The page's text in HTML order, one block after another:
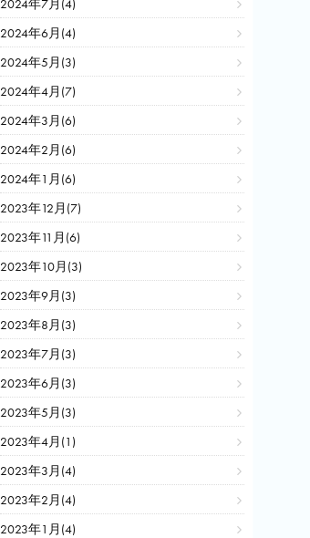
2024年7月(4)
2024年6月(4)
2024年5月(3)
2024年4月(7)
2024年3月(6)
2024年2月(6)
2024年1月(6)
2023年12月(7)
2023年11月(6)
2023年10月(3)
2023年9月(3)
2023年8月(3)
2023年7月(3)
2023年6月(3)
2023年5月(3)
2023年4月(1)
2023年3月(4)
2023年2月(4)
2023年1月(4)